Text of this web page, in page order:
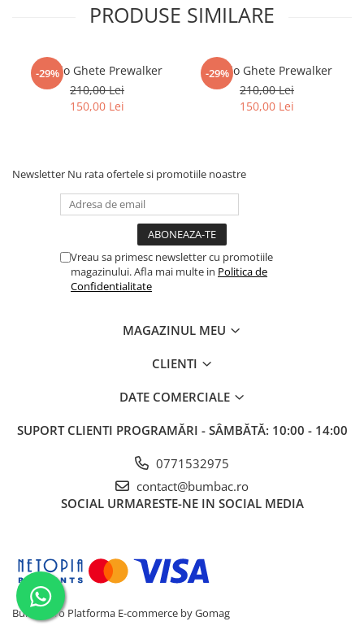
PRODUSE SIMILARE
-29%
Froddo Ghete Prewalker
210,00 Lei
150,00 Lei
-29%
Froddo Ghete Prewalker
210,00 Lei
150,00 Lei
Newsletter Nu rata ofertele si promotiile noastre
Vreau sa primesc newsletter cu promotiile
magazinului. Afla mai multe in Politica de
Confidentialitate
MAGAZINUL MEU
CLIENTI
DATE COMERCIALE
SUPORT CLIENTI PROGRAMĂRI - SÂMBĂTĂ: 10:00 - 14:00
0771532975
contact@bumbac.ro
SOCIAL URMARESTE-NE IN SOCIAL MEDIA
Bumbac.ro Platforma E-commerce by Gomag